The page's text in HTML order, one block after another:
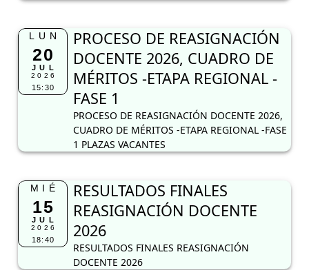
LUN
20
JUL
2026
15:30
PROCESO DE REASIGNACIÓN
DOCENTE 2026, CUADRO DE
MÉRITOS -ETAPA REGIONAL -
FASE 1
PROCESO DE REASIGNACIÓN DOCENTE 2026,
CUADRO DE MÉRITOS -ETAPA REGIONAL -FASE
1 PLAZAS VACANTES
MIÉ
15
JUL
2026
18:40
RESULTADOS FINALES
REASIGNACIÓN DOCENTE
2026
RESULTADOS FINALES REASIGNACIÓN
DOCENTE 2026